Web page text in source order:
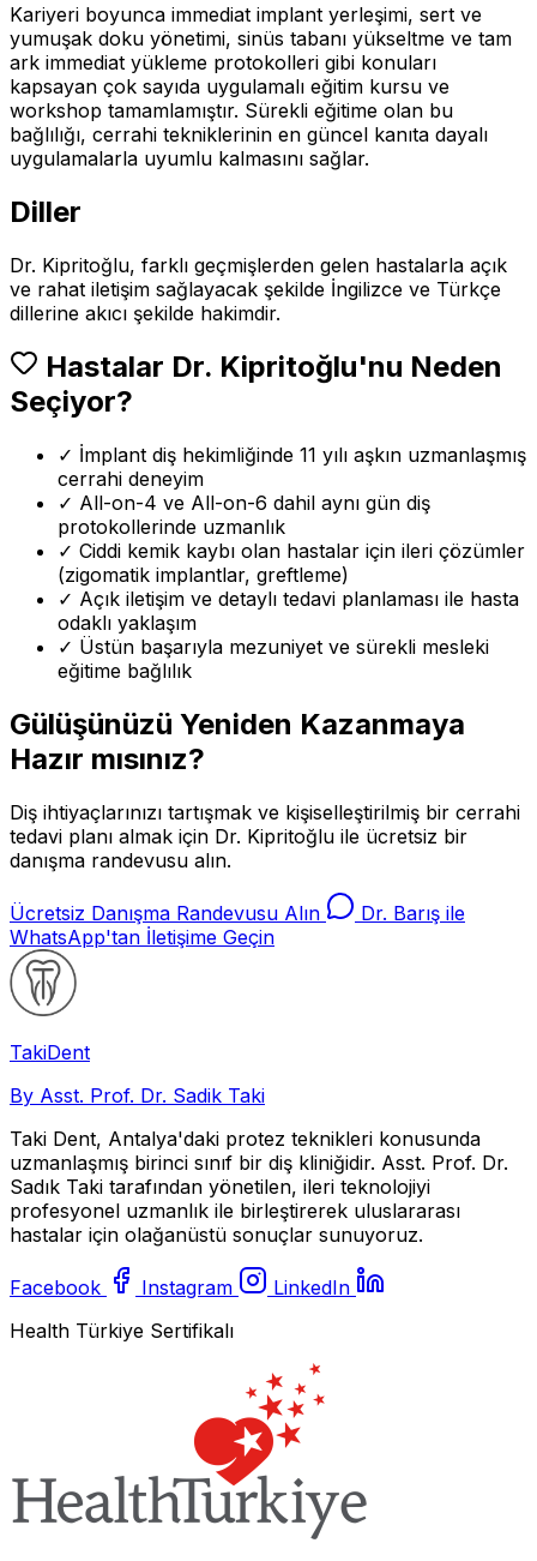
Kariyeri boyunca immediat implant yerleşimi, sert ve
yumuşak doku yönetimi, sinüs tabanı yükseltme ve tam
ark immediat yükleme protokolleri gibi konuları
kapsayan çok sayıda uygulamalı eğitim kursu ve
workshop tamamlamıştır. Sürekli eğitime olan bu
bağlılığı, cerrahi tekniklerinin en güncel kanıta dayalı
uygulamalarla uyumlu kalmasını sağlar.
Diller
Dr. Kipritoğlu, farklı geçmişlerden gelen hastalarla açık
ve rahat iletişim sağlayacak şekilde İngilizce ve Türkçe
dillerine akıcı şekilde hakimdir.
Hastalar Dr. Kipritoğlu'nu Neden
Seçiyor?
✓ İmplant diş hekimliğinde 11 yılı aşkın uzmanlaşmış
cerrahi deneyim
✓ All-on-4 ve All-on-6 dahil aynı gün diş
protokollerinde uzmanlık
✓ Ciddi kemik kaybı olan hastalar için ileri çözümler
(zigomatik implantlar, greftleme)
✓ Açık iletişim ve detaylı tedavi planlaması ile hasta
odaklı yaklaşım
✓ Üstün başarıyla mezuniyet ve sürekli mesleki
eğitime bağlılık
Gülüşünüzü Yeniden Kazanmaya
Hazır mısınız?
Diş ihtiyaçlarınızı tartışmak ve kişiselleştirilmiş bir cerrahi
tedavi planı almak için Dr. Kipritoğlu ile ücretsiz bir
danışma randevusu alın.
Ücretsiz Danışma Randevusu Alın
Dr. Barış ile
WhatsApp'tan İletişime Geçin
TakiDent
By Asst. Prof. Dr. Sadik Taki
Taki Dent, Antalya'daki protez teknikleri konusunda
uzmanlaşmış birinci sınıf bir diş kliniğidir. Asst. Prof. Dr.
Sadık Taki tarafından yönetilen, ileri teknolojiyi
profesyonel uzmanlık ile birleştirerek uluslararası
hastalar için olağanüstü sonuçlar sunuyoruz.
Facebook Instagram
LinkedIn
Health Türkiye Sertifikalı